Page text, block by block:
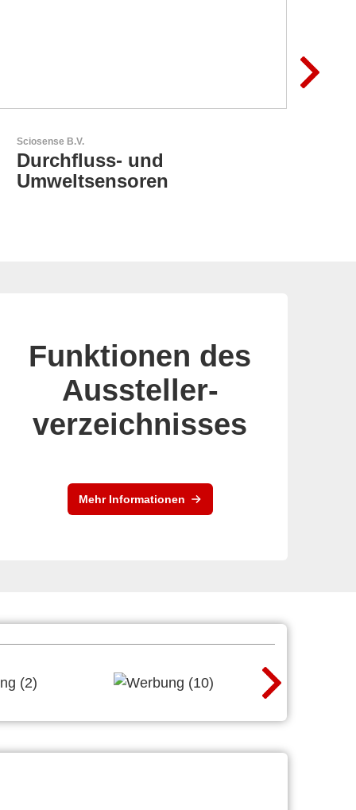
RECOM Power GmbH
AC/DC- & DC/DC-Wandler
Funktionen des
Aussteller-
verzeichnisses
Mehr Informationen